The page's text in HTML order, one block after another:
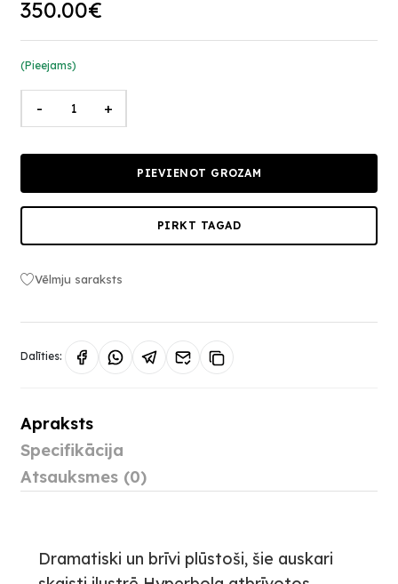
350.00€
(Pieejams)
- +
PIEVIENOT GROZAM
PIRKT TAGAD
Vēlmju saraksts
Dalīties:
Apraksts
Specifikācija
Atsauksmes (0)
Dramatiski un brīvi plūstoši, šie auskari